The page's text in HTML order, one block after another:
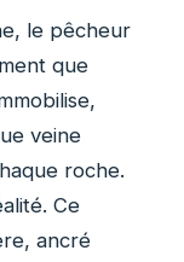
le pêcheur
que
veine
roche.
Ce
ancré